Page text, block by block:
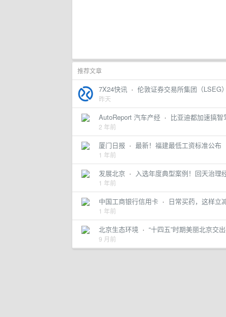
推荐文章
7X24快讯 · 伦敦证券交易所集团（LSEG
昨天
AutoReport 汽车产经 · 比亚迪都加速搞智
2 年前
厦门日报 · 最新！福建最低工资标准公布
1 年前
发展北京 · 入选年度典型案例！回天治
1 年前
中国工商银行信用卡 · 日常买药，这样立
1 年前
北京生态环境 · “十四五”时期美丽北京交
9 月前